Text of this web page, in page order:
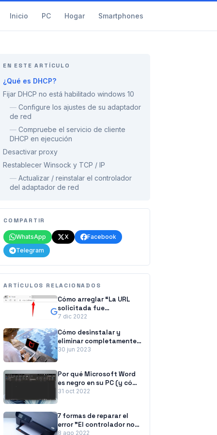
Inicio PC Hogar Smartphones
EN ESTE ARTÍCULO
¿Qué es DHCP?
Fijar DHCP no está habilitado windows 10
— Configure los ajustes de su adaptador
de red
— Compruebe el servicio de cliente
DHCP en ejecución
Desactivar proxy
Restablecer Winsock y TCP / IP
— Actualizar / reinstalar el controlador
del adaptador de red
COMPARTIR
WhatsApp X
Facebook
Telegram
ARTÍCULOS RELACIONADOS
Cómo arreglar “La URL
solicitada fue
rechazada. Consulte con
del navegador
7 dic 2022
Cómo desinstalar y
eliminar completamente
McAfee de Windows 11
30 jun 2023
Por qué Microsoft Word
es negro en su PC (y cómo
solucionarlo)
31 oct 2022
7 formas de reparar el
error "El controlador no
está disponible" de las
8 ago 2022